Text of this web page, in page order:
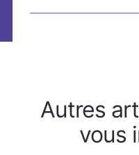
Autres
vous